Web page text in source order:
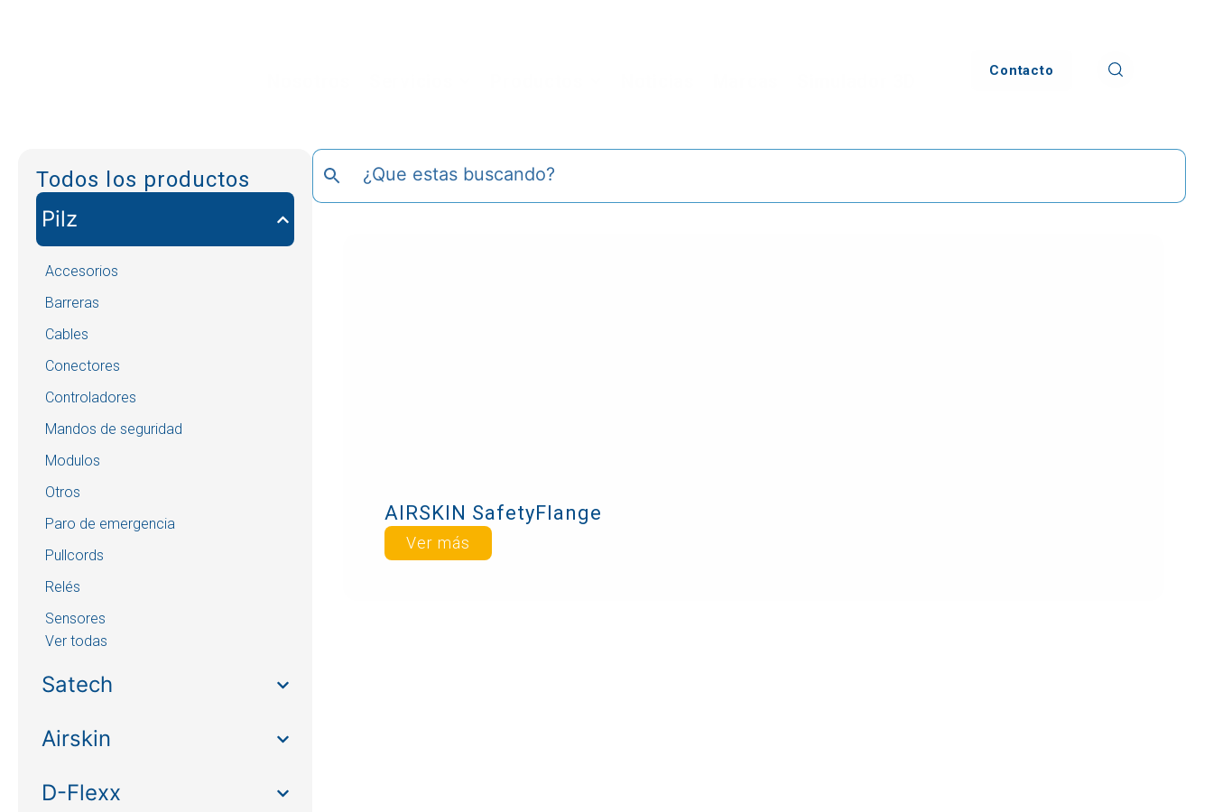
Contacto
Todos los productos
Pilz
Accesorios
Barreras
Cables
Conectores
Controladores
Mandos de seguridad
Modulos
Otros
Paro de emergencia
Pullcords
Relés
Sensores
Ver todas
Satech
Airskin
D-Flexx
AIRSKIN SafetyFlange
Ver más